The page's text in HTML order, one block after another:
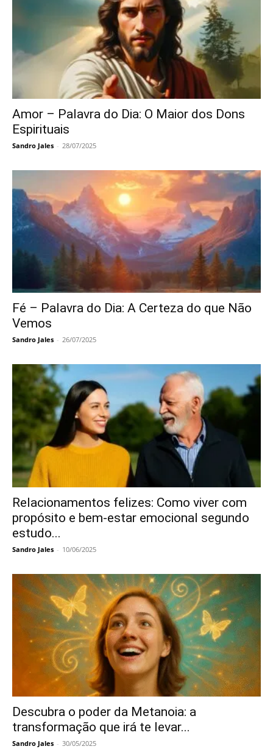
Amor – Palavra do Dia: O Maior dos Dons
Espirituais
Sandro Jales - 28/07/2025
Fé – Palavra do Dia: A Certeza do que Não
Vemos
Sandro Jales - 26/07/2025
Relacionamentos felizes: Como viver com
propósito e bem‑estar emocional segundo
estudo...
Sandro Jales - 10/06/2025
Descubra o poder da Metanoia: a
transformação que irá te levar...
Sandro Jales - 30/05/2025